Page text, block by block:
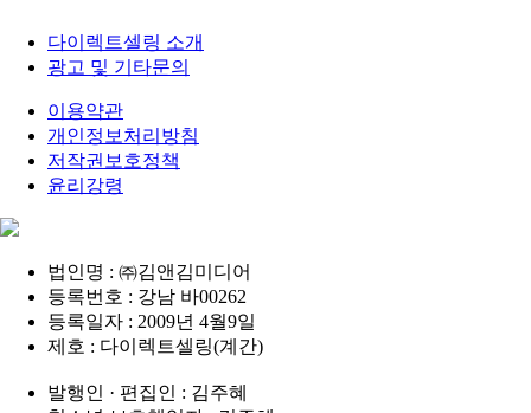
다이렉트셀링 소개
광고 및 기타문의
이용약관
개인정보처리방침
저작권보호정책
윤리강령
법인명 : ㈜김앤김미디어
등록번호 : 강남 바00262
등록일자 : 2009년 4월9일
제호 : 다이렉트셀링(계간)
발행인 · 편집인 : 김주혜